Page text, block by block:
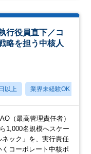
行役員直下／コ
略を担う中核人
以上 業界未経験OK
（最高管理責任者）
1,000名規模へスケー
ック」を、実行責任
コーポレート中核ポ